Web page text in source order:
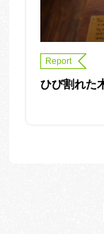
Report
ひび割れた